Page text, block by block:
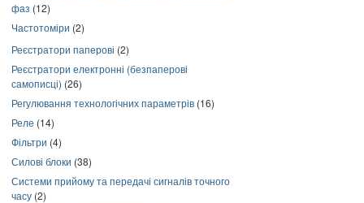
фаз (12)
Частотоміри (2)
Реєстратори паперові (2)
Реєстратори електронні (безпаперові
самописці) (26)
Регулювання технологічних параметрів (16)
Реле (14)
Фільтри (4)
Силові блоки (38)
Системи прийому та передачі сигналів точного
часу (2)